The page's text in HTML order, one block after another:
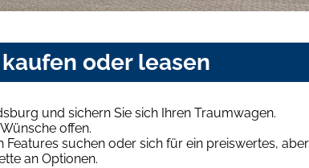
oder leasen
und sichern Sie sich Ihren Traumwagen.
offen.
suchen oder sich für ein preiswertes,
an Optionen.